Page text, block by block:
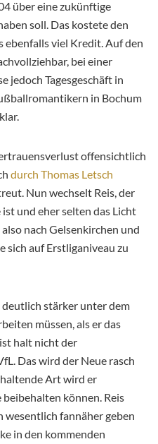
über eine zukünftige
soll. Das kostete den
ebenfalls viel Kredit. Auf den
bei einer
jedoch Tagesgeschäft in
in Bochum
offensichtlich
durch Thomas Letsch
Nun wechselt Reis, der
und eher selten das Licht
nach Gelsenkirchen und
sich auf Erstliganiveau zu
stärker unter dem
müssen, als er das
halt nicht der
Das wird der Neue rasch
Art wird er
können. Reis
fannäher geben
in den kommenden